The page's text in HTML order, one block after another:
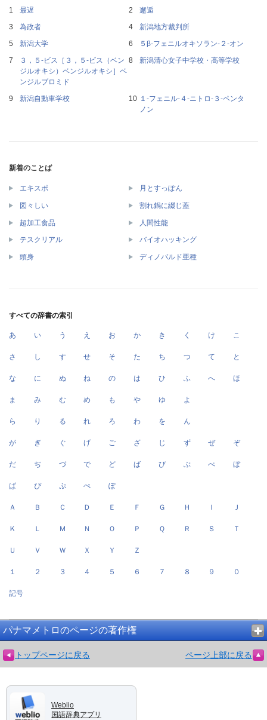
最遅
邂逅
為政者
新潟地方裁判所
新潟大学
５β‐フェニルオキソラン‐２‐オン
３，５‐ビス［３，５‐ビス（ベン
ジルオキシ）ベンジルオキシ］ベ
ンジルブロミド
新潟清心女子中学校・高等学校
新潟自動車学校
１‐フェニル‐４‐ニトロ‐３‐ペンタ
ノン
新着のことば
エキスポ 月とすっぽん
図々しい 割れ鍋に綴じ蓋
超加工食品 人間性能
テスクリアル バイオハッキング
頭身 ディノバルド亜種
すべての辞書の索引
あ い う え お か き く け こ
さ し す せ そ た ち つ て と
な に ぬ ね の は ひ ふ へ ほ
ま み む め も や ゆ よ
ら り る れ ろ わ を ん
が ぎ ぐ げ ご ざ じ ず ぜ ぞ
だ ぢ づ で ど ば び ぶ べ ぼ
ぱ ぴ ぷ ぺ ぽ
Ａ Ｂ Ｃ Ｄ Ｅ Ｆ Ｇ Ｈ Ｉ Ｊ
Ｋ Ｌ Ｍ Ｎ Ｏ Ｐ Ｑ Ｒ Ｓ Ｔ
Ｕ Ｖ Ｗ Ｘ Ｙ Ｚ
１ ２ ３ ４ ５ ６ ７ ８ ９ ０
記号
パナマメトロのページの著作権
トップページに戻る ページ上部に戻る
Weblio
国語辞典アプリ